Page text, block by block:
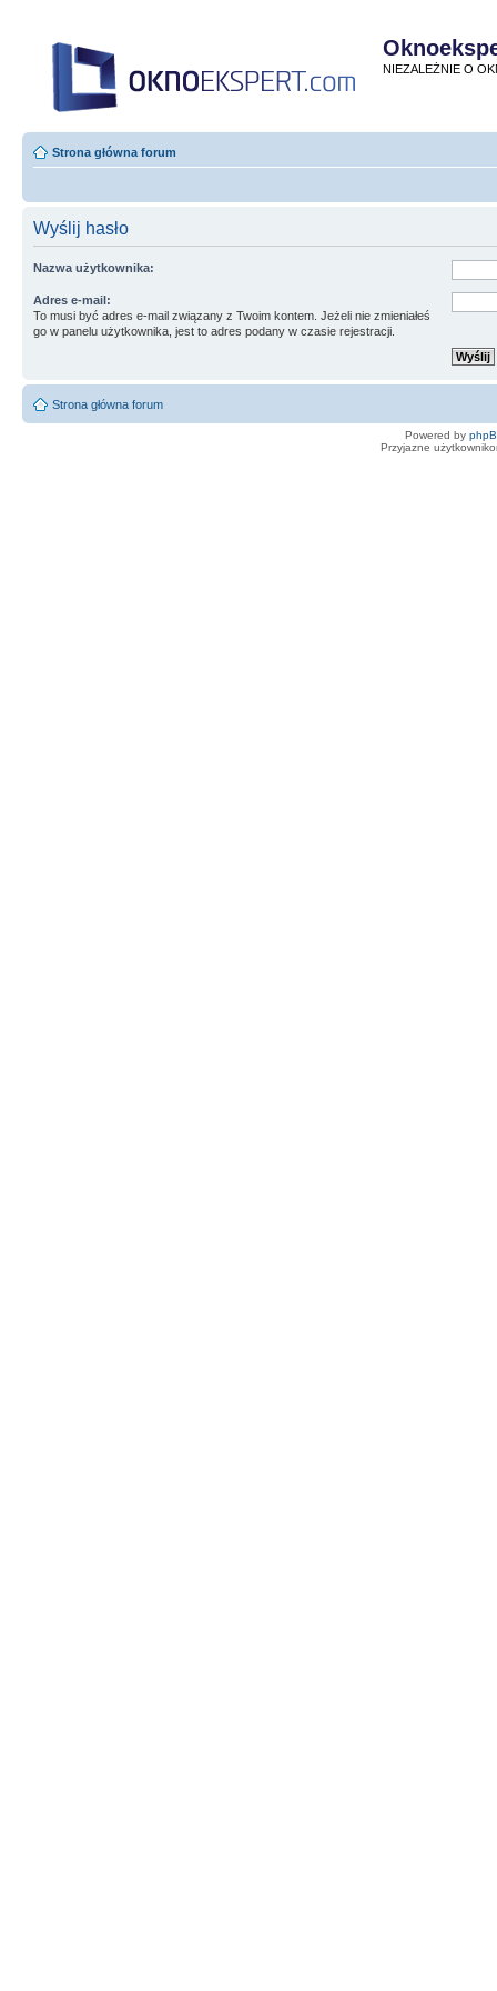
NIEZALEŻNIE O
Strona główna forum
Wyślij hasło
Nazwa użytkownika:
Adres e-mail:
To musi być adres e-mail związany z Twoim kontem. Jeżeli nie zmieniałeś
go w panelu użytkownika, jest to adres podany w czasie rejestracji.
Strona główna forum
Powered by
Przyjazne